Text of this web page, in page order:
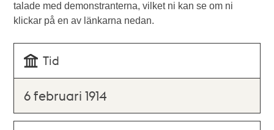
talade med demonstranterna, vilket ni kan se om ni
klickar på en av länkarna nedan.
Tid
6 februari 1914